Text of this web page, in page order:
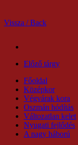
Vissza / Back
Előző tárgy
Főoldal
Középkor
Végvárak kora
Oszmán hódítás
Változatlan kelet
Nyugati fejlődés
A nagy háború